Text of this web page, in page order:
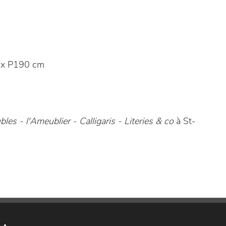
P190 cm
- l'Ameublier - Calligaris - Literies & coà St-